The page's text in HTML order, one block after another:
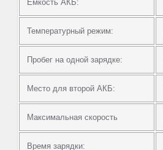
Емкость АКБ:
Температурный режим:
Пробег на одной зарядке:
Место для второй АКБ:
Максимальная скорость
Время зарядки: